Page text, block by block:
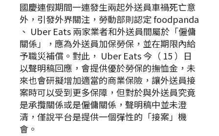
國慶連假期間一連發生兩起外送員車禍死亡意
外，引發外界關注，勞動部則認定 foodpanda
、 Uber Eats 兩家業者和外送員間屬於「僱傭
關係」，應為外送員加保勞保，並在期限內給
予職災補償。對此， Uber Eats 今（ 15 ）日
以聲明稿回應，會提供優於勞保的撫恤金，未
來也會研擬增加適當的商業保險，讓外送員接
案時可以受到更多保障，但對於與外送員究竟
是承攬關係或是僱傭關係，聲明稿中並未澄
清，僅說平台是提供一個彈性的「接案」機
會。